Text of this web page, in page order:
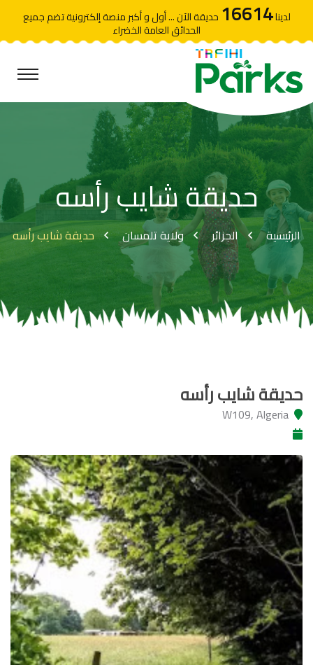
لدينا16614 حديقة الآن ... أول و أكبر منصة إلكترونية تضم جميع
الحدائق العامة الخضراء
حديقة شايب رأسه
الرئيسية الجزائر ولاية تلمسان حديقة شايب رأسه
حديقة شايب رأسه
W109, Algeria